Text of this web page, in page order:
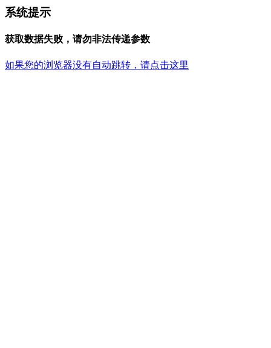
系统提示
获取数据失败，请勿非法传递参数
如果您的浏览器没有自动跳转，请点击这里